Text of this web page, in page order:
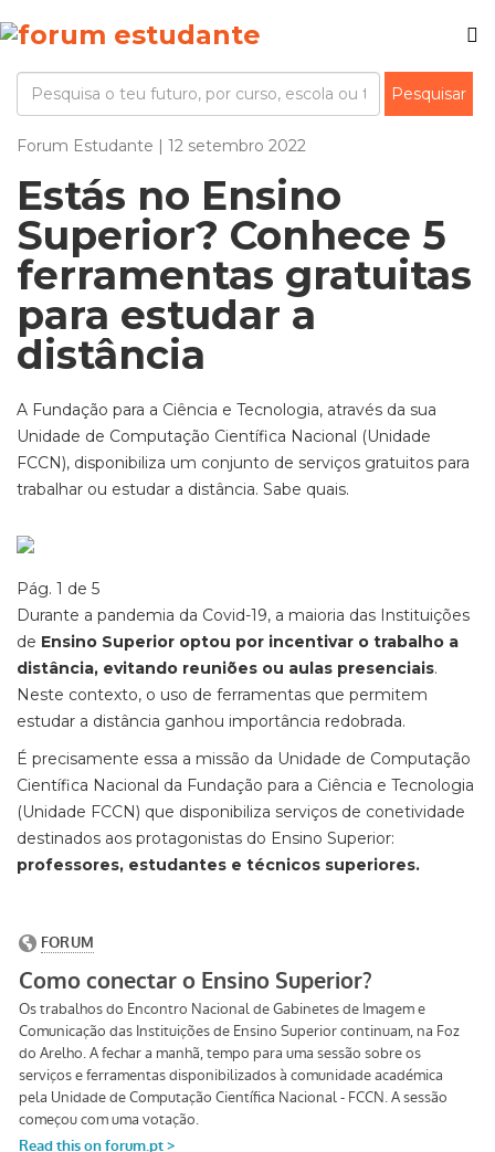
Forum Estudante | 12 setembro 2022
Estás no Ensino
Superior? Conhece 5
ferramentas gratuitas
para estudar a
distância
A Fundação para a Ciência e Tecnologia, através da sua
Unidade de Computação Científica Nacional (Unidade
FCCN), disponibiliza um conjunto de serviços gratuitos para
trabalhar ou estudar a distância. Sabe quais.
Pág. 1 de 5
Durante a pandemia da Covid-19, a maioria das Instituições
de Ensino Superior optou por incentivar o trabalho a
distância, evitando reuniões ou aulas presenciais.
Neste contexto, o uso de ferramentas que permitem
estudar a distância ganhou importância redobrada.
É precisamente essa a missão da Unidade de Computação
Científica Nacional da Fundação para a Ciência e Tecnologia
(Unidade FCCN) que disponibiliza serviços de conetividade
destinados aos protagonistas do Ensino Superior:
professores, estudantes e técnicos superiores.